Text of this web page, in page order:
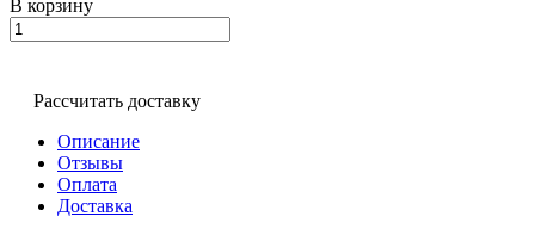
В корзину
Рассчитать доставку
Описание
Отзывы
Оплата
Доставка